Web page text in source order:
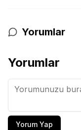
Yorumlar
Yorumlar
Yorum Yap